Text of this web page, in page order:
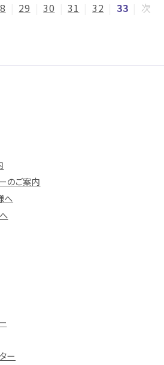
29 30 31 32 33
次
のご案内
へ
ー